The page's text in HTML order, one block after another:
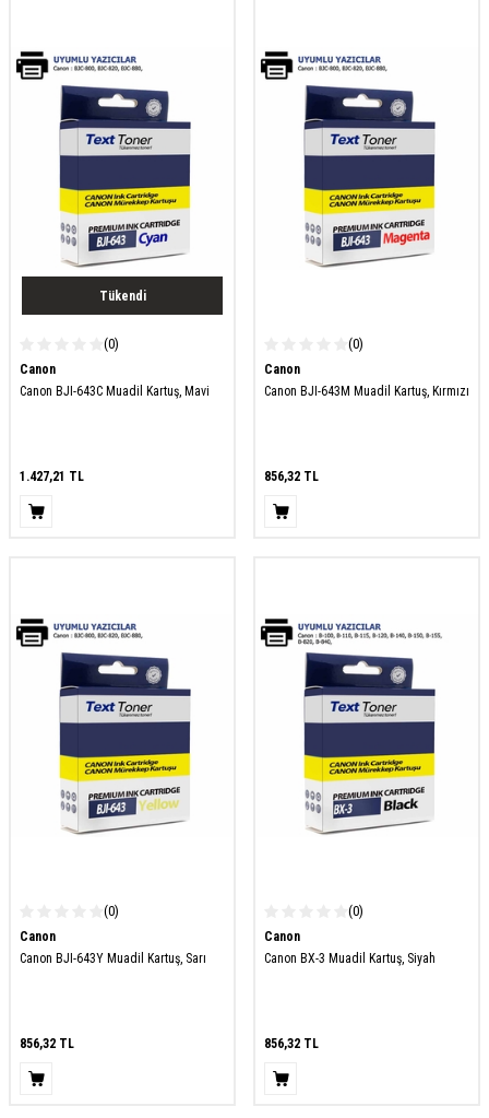
Tükendi
(0)
Canon
Canon BJI-643C Muadil Kartuş, Mavi
1.427,21 TL
(0)
Canon
Canon BJI-643M Muadil Kartuş, Kırmızı
856,32 TL
(0)
Canon
Canon BJI-643Y Muadil Kartuş, Sarı
856,32 TL
(0)
Canon
Canon BX-3 Muadil Kartuş, Siyah
856,32 TL